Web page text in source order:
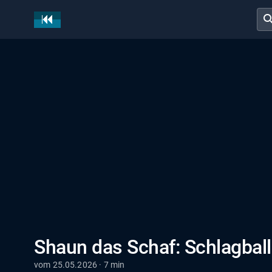
Shaun das Schaf: Schlagball
vom 25.05.2026 · 7 min